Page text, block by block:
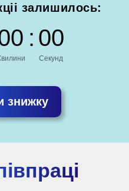
залишилось:
0 : 00
Секунд
знижку